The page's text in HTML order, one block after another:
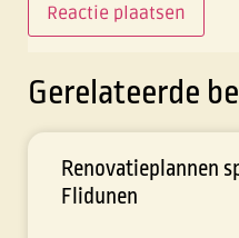
Gerelateerde
Renovatieplannen
Flidunen